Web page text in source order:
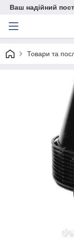
Ваш надійний
Товари та